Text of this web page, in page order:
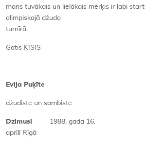
mans tuvākais un lielākais mērķis ir labi
olimpiskajā džudo
turnīrā.
Gatis ĶĪSIS
Evija Puķīte
džudiste un sambiste
Dzimusi 1988. gada 16.
aprīlī Rīgā